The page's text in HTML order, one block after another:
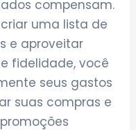
compensam.
uma lista de
e aproveitar
fidelidade, você
seus gastos
suas compras e